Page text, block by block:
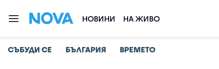
НОВИНИ НА ЖИВО
СЪБУДИ СЕ БЪЛГАРИЯ ВРЕМЕТО